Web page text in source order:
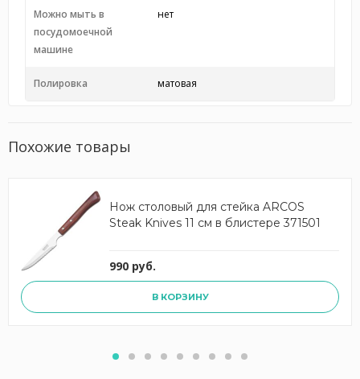
Можно мыть в
посудомоечной
машине
нет
Полировка матовая
Похожие товары
Нож столовый для стейка ARCOS
Steak Knives 11 см в блистере 371501
990 руб.
В КОРЗИНУ